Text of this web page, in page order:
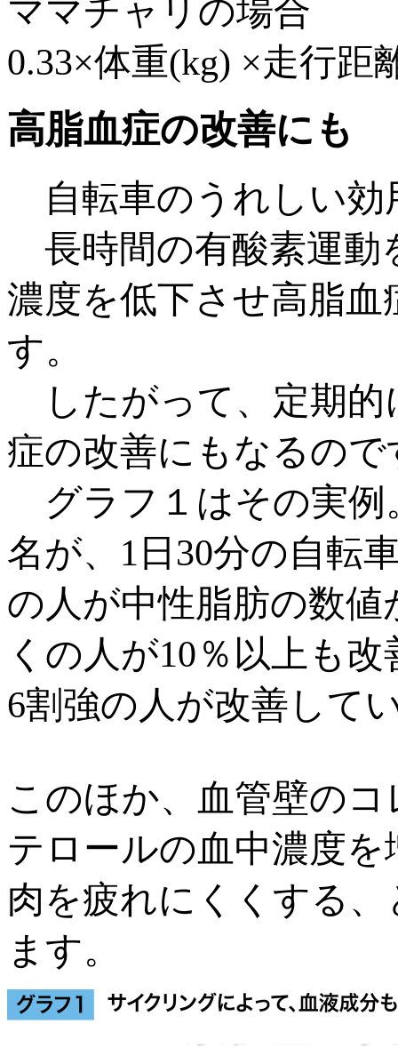
ママチャリの場合
0.33×体重(kg) ×走行距
高脂血症の改善にも
自転車のうれしい効
長時間の有酸素運動
濃度を低下させ高脂
す。
したがって、定期的
症の改善にもなるので
グラフ１はその実例
名が、1日30分の自転
の人が中性脂肪の数
くの人が10％以上も
6割強の人が改善して
このほか、血管壁の
テロールの血中濃度
肉を疲れにくくする
ます。